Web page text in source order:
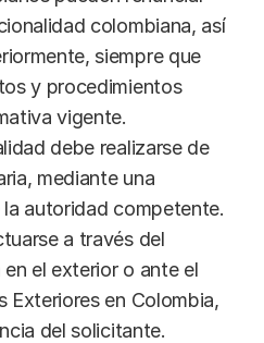
colombiana, así
siempre que
y procedimientos
vigente.
debe realizarse de
mediante una
autoridad competente.
a través del
el exterior o ante el
Exteriores en Colombia,
del solicitante.